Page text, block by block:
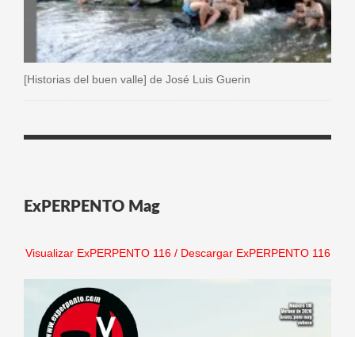
[Historias del buen valle] de José Luis Guerin
ExPERPENTO Mag
Visualizar ExPERPENTO 116/ Descargar ExPERPENTO 116